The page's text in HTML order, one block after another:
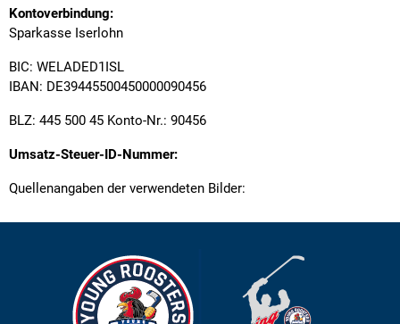
Kontoverbindung:
Sparkasse Iserlohn
BIC: WELADED1ISL
IBAN: DE39445500450000090456
BLZ: 445 500 45 Konto-Nr.: 90456
Umsatz-Steuer-ID-Nummer:
Quellenangaben der verwendeten Bilder: